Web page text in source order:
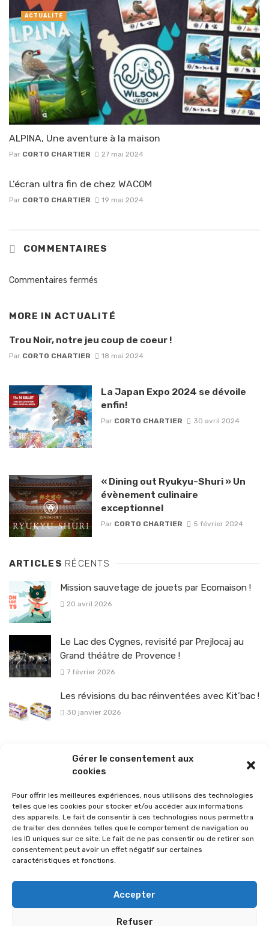
Gérer le consentement aux
cookies
Pour offrir les meilleures expériences, nous utilisons des technologies
telles que les cookies pour stocker et/ou accéder aux informations
des appareils. Le fait de consentir à ces technologies nous permettra
de traiter des données telles que le comportement de navigation ou
les ID uniques sur ce site. Le fait de ne pas consentir ou de retirer son
consentement peut avoir un effet négatif sur certaines
caractéristiques et fonctions.
Accepter
Refuser
ALPINA, Une aventure à la maison
Par CORTO CHARTIER 27 mai 2024
ACTUALITÉ
L’écran ultra fin de chez WACOM
Par CORTO CHARTIER 19 mai 2024
COMMENTAIRES
Commentaires fermés
MORE IN ACTUALITÉ
Trou Noir, notre jeu coup de coeur !
Par CORTO CHARTIER 18 mai 2024
La Japan Expo 2024 se dévoile
enfin!
Par CORTO CHARTIER 30 avril 2024
« Dining out Ryukyu-Shuri » Un
évènement culinaire
exceptionnel
Par CORTO CHARTIER 5 février 2024
ARTICLES RÉCENTS
Mission sauvetage de jouets par Ecomaison !
20 avril 2026
Le Lac des Cygnes, revisité par Prejlocaj au
Grand théâtre de Provence !
7 février 2026
Les révisions du bac réinventées avec Kit’bac !
30 janvier 2026